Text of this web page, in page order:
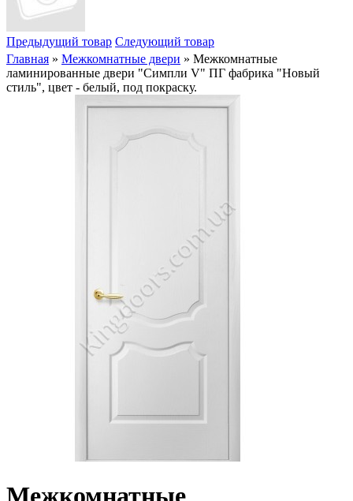
Предыдущий товар Следующий товар
Главная » Межкомнатные двери » Межкомнатные
ламинированные двери "Симпли V" ПГ фабрика "Новый
стиль", цвет - белый, под покраску.